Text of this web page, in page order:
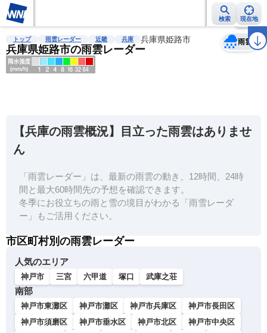
検索 現在地
雨雲レーダー 台風情報 地震情報 警報・注意報 2週間天気 ラ
トップ 雨雲レーダー 近畿 兵庫 兵庫県姫路市
兵庫県姫路市の雨雲レーダー
雨雲
天気 台風
【兵庫の雨雲概況】目立った雨雲はありませ
ん
「雨雲レーダー」は、最新の雨雲の動き、12時間、24時
間と最大60時間先の予想を確認できます。
冬季にお役立ちの雨と雪の境目がわかる「雨雪レーダ
ー」もご活用ください。
市区町村別の雨雲レーダー
人気のエリア
神戸市 三宮 六甲道 塚口 武庫之荘
南部
神戸市東灘区 神戸市灘区 神戸市兵庫区
神戸市長田区
神戸市須磨区
神戸市垂水区 神戸市北区
神戸市中央区